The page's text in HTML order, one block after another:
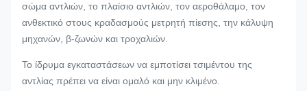
σώμα αντλιών, το πλαίσιο αντλιών, τον αεροθάλαμο, τον
ανθεκτικό στους κραδασμούς μετρητή πίεσης, την κάλυψη
μηχανών, β-ζωνών και τροχαλιών.
Το ίδρυμα εγκαταστάσεων να εμποτίσει τσιμέντου της
αντλίας πρέπει να είναι ομαλό και μην κλιμένο.